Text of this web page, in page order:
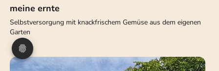
meine ernte
Selbstversorgung mit knackfrischem Gemüse aus dem eigenen
Garten